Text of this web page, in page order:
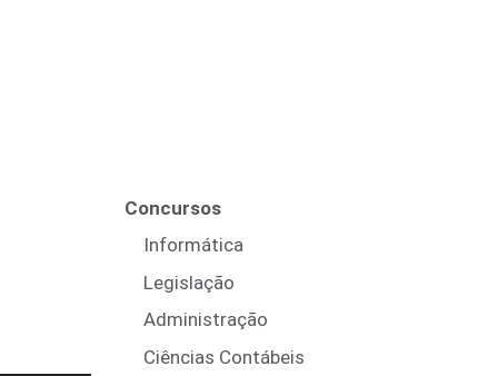
Concursos
Informática
Legislação
Administração
Ciências Contábeis